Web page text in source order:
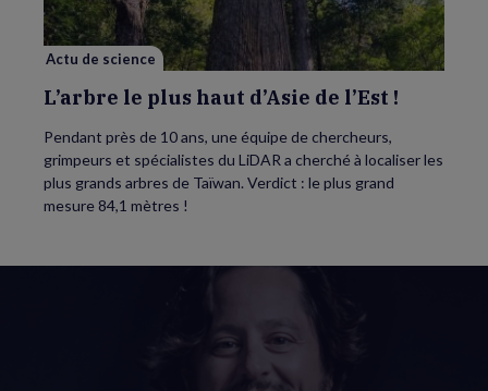
Actu de science
L’arbre le plus haut d’Asie de l’Est !
Pendant près de 10 ans, une équipe de chercheurs,
grimpeurs et spécialistes du LiDAR a cherché à localiser les
plus grands arbres de Taïwan. Verdict : le plus grand
mesure 84,1 mètres !